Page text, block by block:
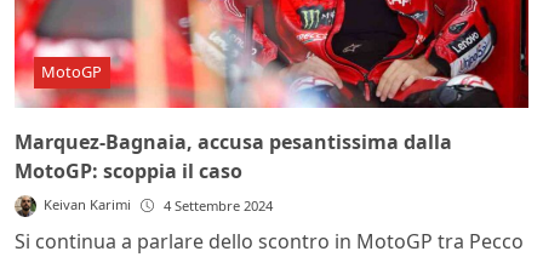
MotoGP
Marquez-Bagnaia, accusa pesantissima dalla
MotoGP: scoppia il caso
Keivan Karimi 4 Settembre 2024
Si continua a parlare dello scontro in MotoGP tra Pecco